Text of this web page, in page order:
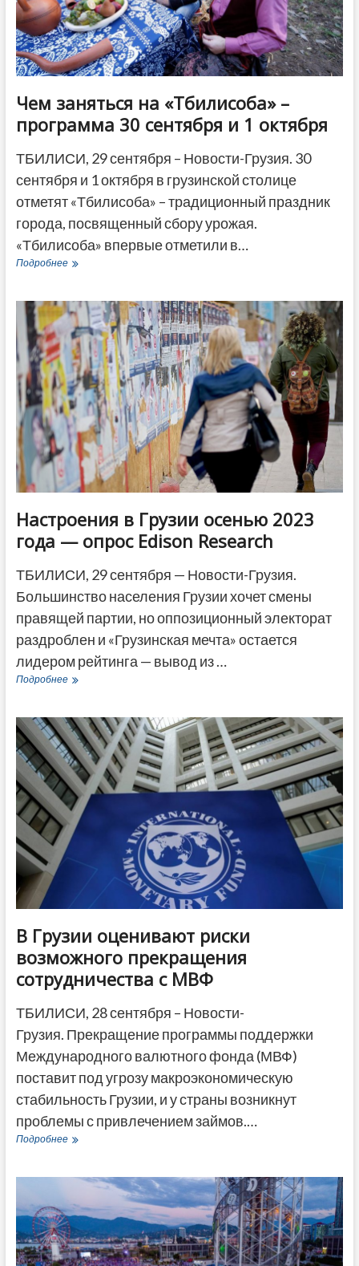
Чем заняться на «Тбилисоба» –
программа 30 сентября и 1 октября
ТБИЛИСИ, 29 сентября – Новости-Грузия. 30
сентября и 1 октября в грузинской столице
отметят «Тбилисоба» – традиционный праздник
города, посвященный сбору урожая.
«Тбилисоба» впервые отметили в…
ПодробнееЧем
«Тбилисоба»
–
программа
30
сентября
и
1
октября
Настроения в Грузии осенью 2023
года — опрос Edison Research
ТБИЛИСИ, 29 сентября — Новости-Грузия.
Большинство населения Грузии хочет смены
правящей партии, но оппозиционный электорат
раздроблен и «Грузинская мечта» остается
лидером рейтинга — вывод из …
ПодробнееНастроения
осенью
2023
года
—
опрос
Edison
Research
В Грузии оценивают риски
возможного прекращения
сотрудничества с МВФ
ТБИЛИСИ, 28 сентября – Новости-
Грузия. Прекращение программы поддержки
Международного валютного фонда (МВФ)
поставит под угрозу макроэкономическую
стабильность Грузии, и у страны возникнут
проблемы с привлечением займов.…
ПодробнееВ
риски
прекращения
сотрудничества
с
МВФ